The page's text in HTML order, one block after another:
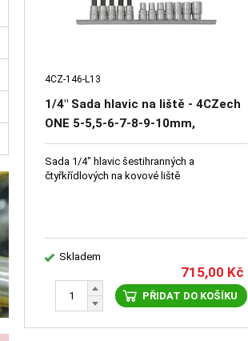
4CZ-146-L13
1/4" Sada hlavic na liště - 4CZech
ONE 5-5,5-6-7-8-9-10mm,
zástrčné hlavice X4-X5-X6-X8-X10
Sada 1/4" hlavic šestihranných a
čtyřkřídlových na kovové liště
Skladem
715,00 Kč
PŘIDAT DO KOŠÍKU